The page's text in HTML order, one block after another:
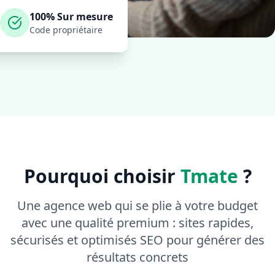
100% Sur mesure
Code propriétaire
Pourquoi choisir Tmate ?
Une agence web qui se plie à votre budget
avec une qualité premium : sites rapides,
sécurisés et optimisés SEO pour générer des
résultats concrets